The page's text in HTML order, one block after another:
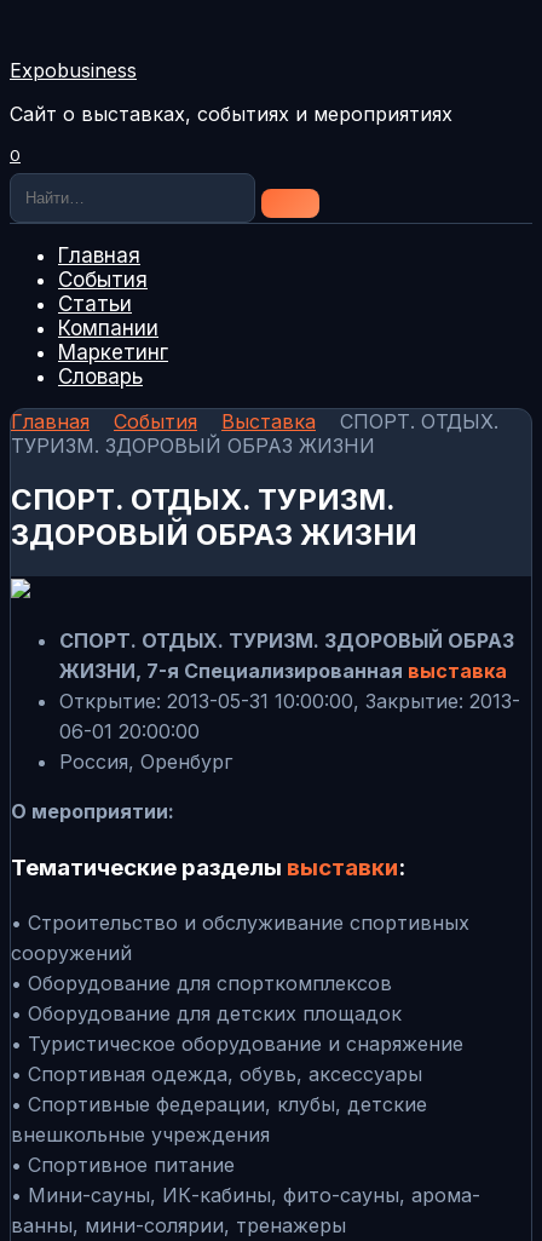
содержанию
Expobusiness
Сайт о выставках, событиях и мероприятиях
0
Search
for:
Главная
События
Статьи
Компании
Маркетинг
Словарь
Главная
События Выставка
СПОРТ. ОТДЫХ.
ТУРИЗМ. ЗДОРОВЫЙ ОБРАЗ ЖИЗНИ
СПОРТ. ОТДЫХ. ТУРИЗМ.
ЗДОРОВЫЙ ОБРАЗ ЖИЗНИ
СПОРТ. ОТДЫХ. ТУРИЗМ. ЗДОРОВЫЙ ОБРАЗ
ЖИЗНИ, 7-я Специализированная выставка
Открытие: 2013-05-31 10:00:00, Закрытие: 2013-
06-01 20:00:00
Россия, Оренбург
О мероприятии:
Тематические разделы выставки:
• Строительство и обслуживание спортивных
сооружений
• Оборудование для спорткомплексов
• Оборудование для детских площадок
• Туристическое оборудование и снаряжение
• Спортивная одежда, обувь, аксессуары
• Спортивные федерации, клубы, детские
внешкольные учреждения
• Спортивное питание
• Мини-сауны, ИК-кабины, фито-сауны, арома-
ванны, мини-солярии, тренажеры